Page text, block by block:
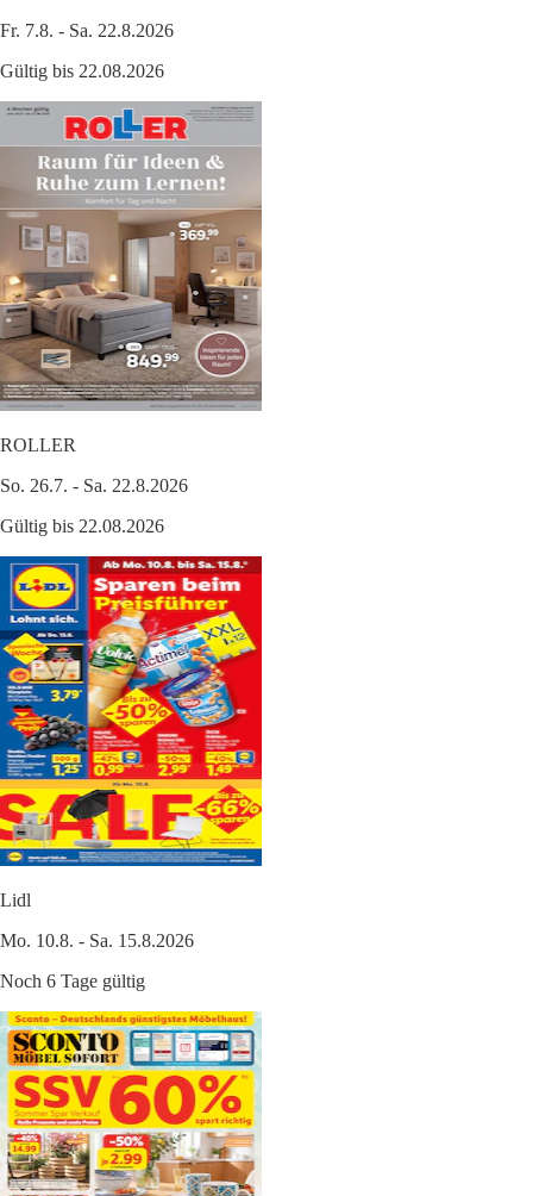
Fr. 7.8. - Sa. 22.8.2026
Gültig bis 22.08.2026
ROLLER
So. 26.7. - Sa. 22.8.2026
Gültig bis 22.08.2026
Lidl
Mo. 10.8. - Sa. 15.8.2026
Noch 6 Tage gültig